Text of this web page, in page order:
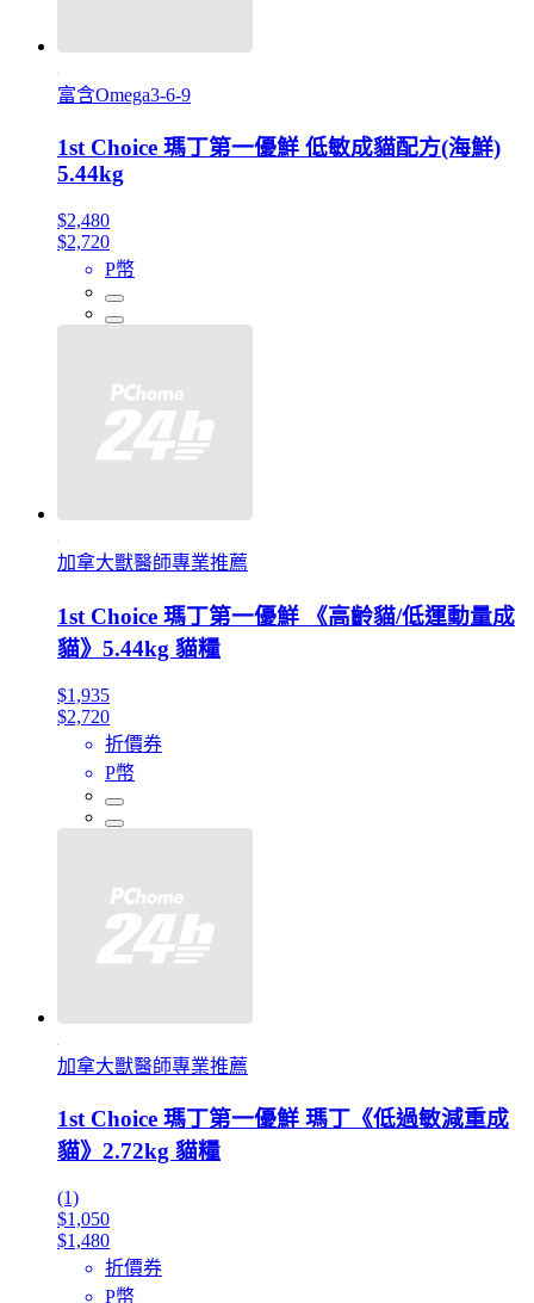
富含Omega3-6-9
1st Choice 瑪丁第一優鮮 低敏成貓配方(海鮮)
5.44kg
$2,480
$2,720
P幣
加拿大獸醫師專業推薦
1st Choice 瑪丁第一優鮮 《高齡貓/低運動量成
貓》5.44kg 貓糧
$1,935
$2,720
折價券
P幣
加拿大獸醫師專業推薦
1st Choice 瑪丁第一優鮮 瑪丁《低過敏減重成
貓》2.72kg 貓糧
(1)
$1,050
$1,480
折價券
P幣